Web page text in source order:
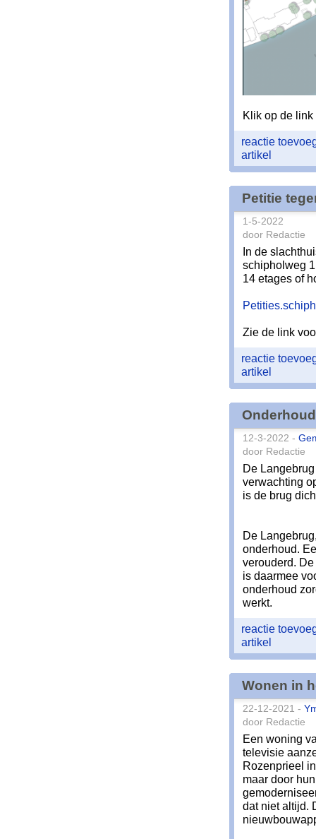
Klik op de
reactie
artikel
Petitie
1-5-2022
door Redactie
In de
schipholweg
14 etages of
Zie de link
reactie
artikel
12-3-2022 -
door Redactie
De
verwachting
is de brug
De
onderhoud.
verouderd.
is daarmee
onderhoud
werkt.
reactie
artikel
Wonen in
22-12-2021 -
door Redactie
Een woning
televisie
Rozenprieel
maar door
dat niet altijd.